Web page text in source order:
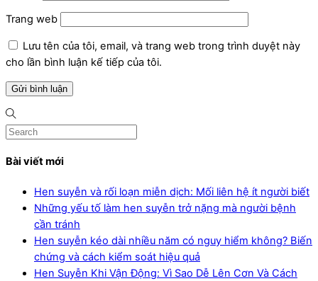
Trang web
Lưu tên của tôi, email, và trang web trong trình duyệt này
cho lần bình luận kế tiếp của tôi.
Bài viết mới
Hen suyễn và rối loạn miễn dịch: Mối liên hệ ít người biết
Những yếu tố làm hen suyễn trở nặng mà người bệnh
cần tránh
Hen suyễn kéo dài nhiều năm có nguy hiểm không? Biến
chứng và cách kiểm soát hiệu quả
Hen Suyễn Khi Vận Động: Vì Sao Dễ Lên Cơn Và Cách